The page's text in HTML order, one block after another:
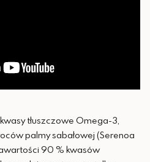
tłuszczowe Omega-3,
palmy sabałowej (Serenoa
90 % kwasów